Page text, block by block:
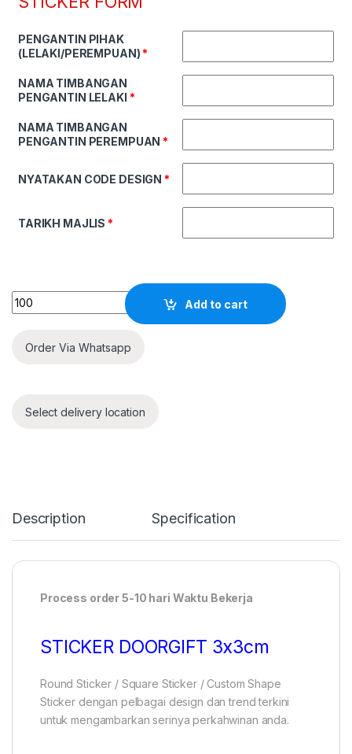
PENGANTIN PIHAK
(LELAKI/PEREMPUAN)*
NAMA TIMBANGAN
PENGANTIN LELAKI *
NAMA TIMBANGAN
PENGANTIN PEREMPUAN*
NYATAKAN CODE DESIGN*
TARIKH MAJLIS*
Quantity
Add to cart
Order Via Whatsapp
Select delivery location
Description Specification
Process order 5-10 hari Waktu Bekerja
STICKER DOORGIFT 3x3cm
Round Sticker / Square Sticker / Custom Shape
Sticker dengan pelbagai design dan trend terkini
untuk mengambarkan serinya perkahwinan anda.